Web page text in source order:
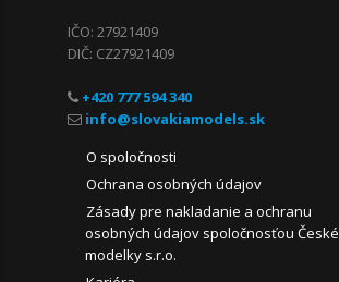
IČO: 27921409
DIČ: CZ27921409
+420 777 594 340
O spoločnosti
Ochrana osobných údajov
Zásady pre nakladanie a ochranu
osobných údajov spoločnosťou České
modelky s.r.o.